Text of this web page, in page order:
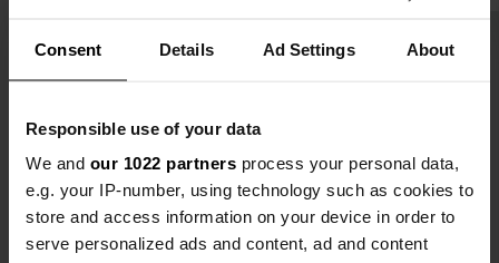
Consent Details Ad Settings About
Responsible use of your data
We and our 1022 partners process your personal data,
e.g. your IP-number, using technology such as cookies to
store and access information on your device in order to
serve personalized ads and content, ad and content